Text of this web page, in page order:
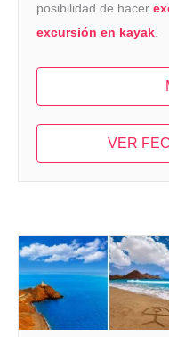
posibilidad de hacer
excursión en kayak.
VER